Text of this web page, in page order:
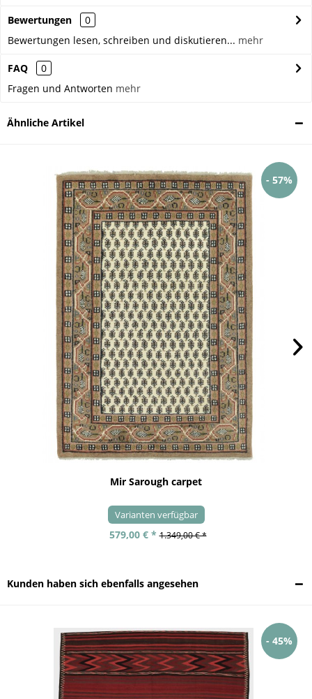
Bewertungen
0
Bewertungen lesen, schreiben und diskutieren... mehr
FAQ
0
Fragen und Antworten mehr
Ähnliche Artikel
- 57%
Mir Sarough carpet
Varianten verfügbar
579,00 € * 1.349,00 € *
Kunden haben sich ebenfalls angesehen
- 45%